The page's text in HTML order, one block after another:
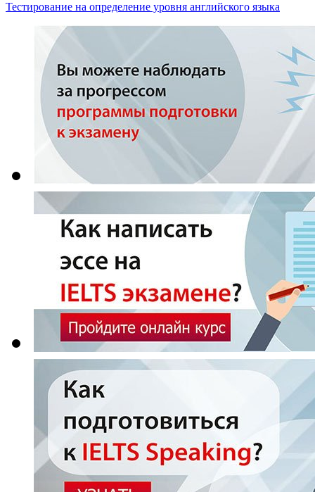
Тестирование на определение уровня английского языка